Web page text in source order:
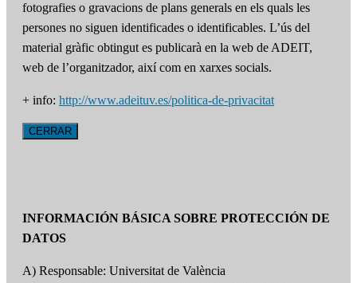
fotografies o gravacions de plans generals en els quals les
persones no siguen identificades o identificables. L’ús del
material gràfic obtingut es publicarà en la web de ADEIT,
web de l’organitzador, així com en xarxes socials.
+ info: http://www.adeituv.es/politica-de-privacitat
CERRAR
INFORMACIÓN BÁSICA SOBRE PROTECCIÓN DE
DATOS
A) Responsable: Universitat de València